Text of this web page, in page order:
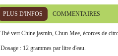
PLUS D'INFOS COMMENTAIRES
Thé vert Chine jasmin, Chun Mee, écorces de
Dosage : 12 grammes par litre d'eau.